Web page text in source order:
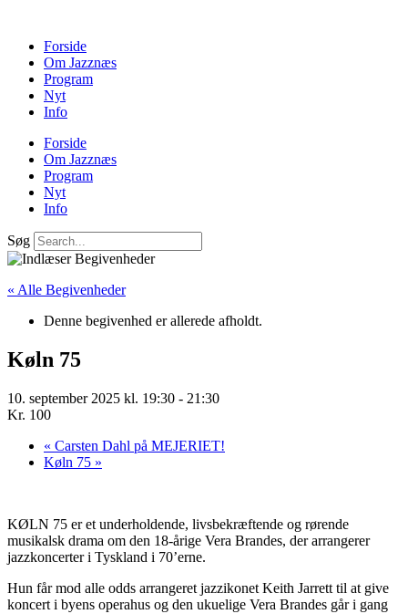
Forside
Om Jazznæs
Program
Nyt
Info
Forside
Om Jazznæs
Program
Nyt
Info
Søg
« Alle Begivenheder
Denne begivenhed er allerede afholdt.
Køln 75
10. september 2025 kl. 19:30 - 21:30
Kr. 100
« Carsten Dahl på MEJERIET!
Køln 75 »
KØLN 75 er et underholdende, livsbekræftende og rørende
musikalsk drama om den 18-årige Vera Brandes, der arrangerer
jazzkoncerter i Tyskland i 70’erne.
Hun får mod alle odds arrangeret jazzikonet Keith Jarrett til at give
koncert i byens operahus og den ukuelige Vera Brandes går i gang